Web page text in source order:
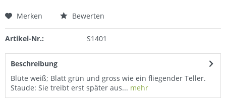
Merken Bewerten
Artikel-Nr.: S1401
Beschreibung
Blüte weiß; Blatt grün und gross wie ein fliegender Teller.
Staude: Sie treibt erst später aus... mehr